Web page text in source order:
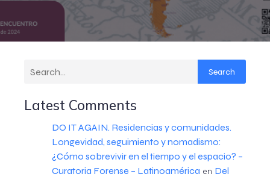
Search
Latest Comments
DO IT AGAIN. Residencias y comunidades.
Longevidad, seguimiento y nomadismo:
¿Cómo sobrevivir en el tiempo y el espacio? –
Curatoria Forense – Latinoamérica en Del